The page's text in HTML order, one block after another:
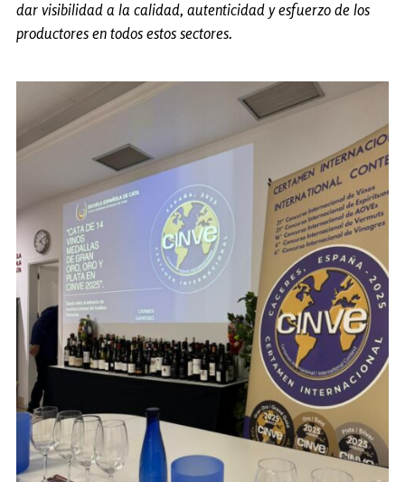
dar visibilidad a la calidad, autenticidad y esfuerzo de los
productores en todos estos sectores.